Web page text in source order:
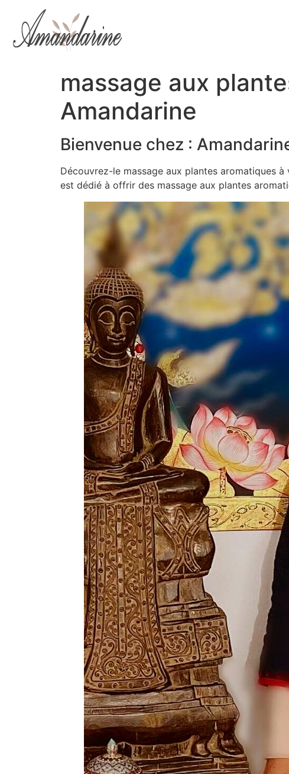
massage aux
Amandarine
Bienvenue chez :
Découvrez-le massage aux plantes aromatiques
est dédié à offrir des massage aux plantes